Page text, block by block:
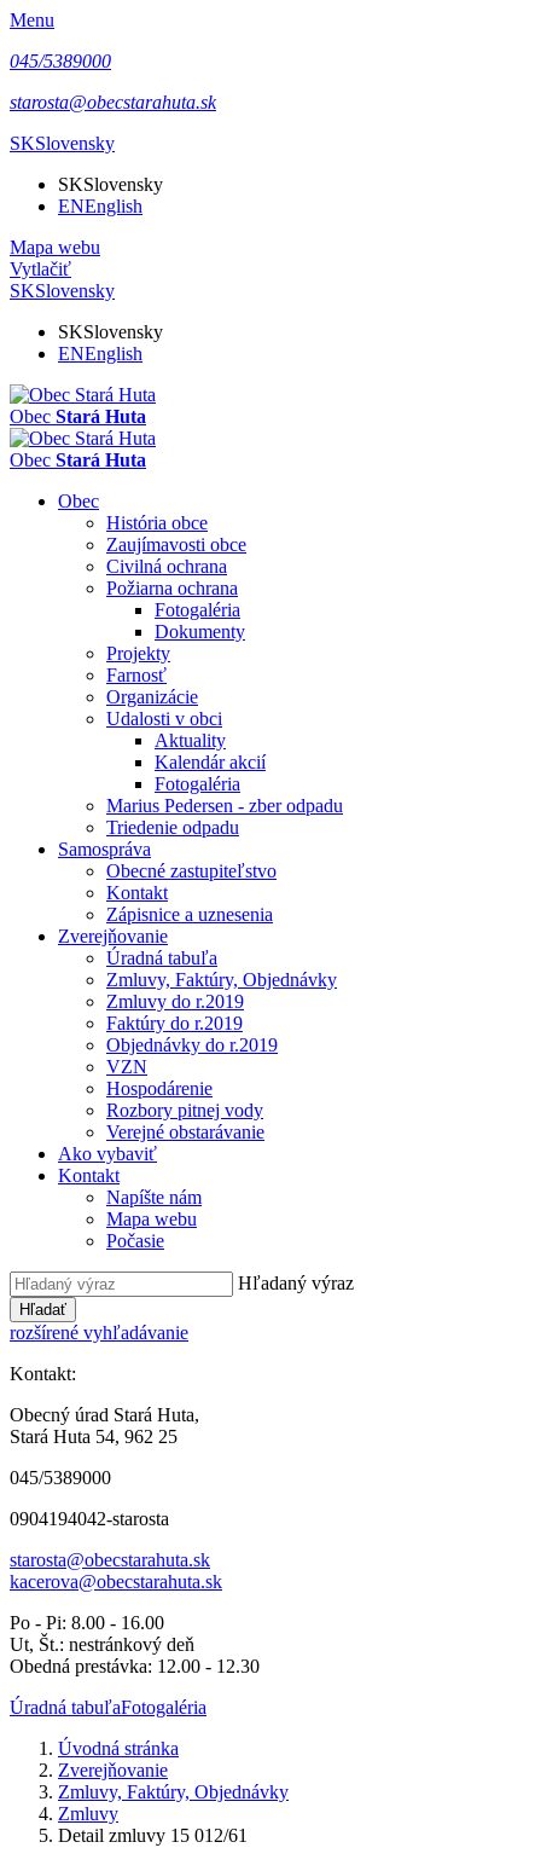
Menu
045/5389000
starosta@obecstarahuta.sk
SKSlovensky
SKSlovensky
ENEnglish
Mapa webu
Vytlačiť
SKSlovensky
SKSlovensky
ENEnglish
Obec Stará Huta
Obec Stará Huta
Obec
História obce
Zaujímavosti obce
Civilná ochrana
Požiarna ochrana
Fotogaléria
Dokumenty
Projekty
Farnosť
Organizácie
Udalosti v obci
Aktuality
Kalendár akcií
Fotogaléria
Marius Pedersen - zber odpadu
Triedenie odpadu
Samospráva
Obecné zastupiteľstvo
Kontakt
Zápisnice a uznesenia
Zverejňovanie
Úradná tabuľa
Zmluvy, Faktúry, Objednávky
Zmluvy do r.2019
Faktúry do r.2019
Objednávky do r.2019
VZN
Hospodárenie
Rozbory pitnej vody
Verejné obstarávanie
Ako vybaviť
Kontakt
Napíšte nám
Mapa webu
Počasie
Hľadaný výraz
Hľadať
rozšírené vyhľadávanie
Kontakt:
Obecný úrad Stará Huta,
Stará Huta 54, 962 25
045/5389000
0904194042-starosta
starosta@obecstarahuta.sk
kacerova@obecstarahuta.sk
Po - Pi: 8.00 - 16.00
Ut, Št.: nestránkový deň
Obedná prestávka: 12.00 - 12.30
Úradná tabuľaFotogaléria
Úvodná stránka
Zverejňovanie
Zmluvy, Faktúry, Objednávky
Zmluvy
Detail zmluvy 15 012/61